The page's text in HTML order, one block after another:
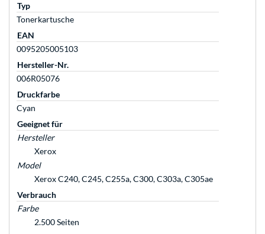
Typ
Tonerkartusche
EAN
0095205005103
Hersteller-Nr.
006R05076
Druckfarbe
Cyan
Geeignet für
Hersteller
Xerox
Model
Xerox C240, C245, C255a, C300, C303a, C305ae
Verbrauch
Farbe
2.500 Seiten